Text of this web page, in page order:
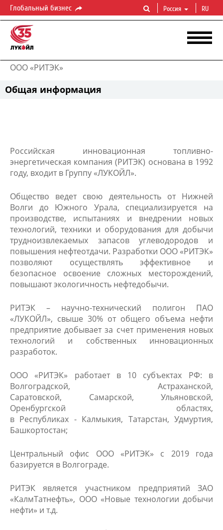
Глобальный бизнес Россия RU
ООО «РИТЭК»
Общая информация
Российская инновационная топливно-
энергетическая компания (РИТЭК) основана в 1992
году, входит в Группу «ЛУКОЙЛ».
Общество ведет свою деятельность от Нижней
Волги до Южного Урала, специализируется на
производстве, испытаниях и внедрении новых
технологий, техники и оборудования для добычи
трудноизвлекаемых запасов углеводородов и
повышения нефтеотдачи. Разработки ООО «РИТЭК»
позволяют осуществлять эффективное и
безопасное освоение сложных месторождений,
повышают экологичность нефтедобычи.
РИТЭК – научно-технический полигон ПАО
«ЛУКОЙЛ», свыше 30% от общего объема нефти
предприятие добывает за счет применения новых
технологий и собственных инновационных
разработок.
ООО «РИТЭК» работает в 10 субъектах РФ: в
Волгоградской, Астраханской,
Саратовской, Самарской, Ульяновской,
Оренбургской областях,
в Республиках - Калмыкия, Татарстан, Удмуртия,
Башкортостан;
Центральный офис ООО «РИТЭК» с 2019 года
базируется в Волгограде.
РИТЭК является участником предприятий ЗАО
«КалмТатнефть», ООО «Новые технологии добычи
нефти» и т.д.